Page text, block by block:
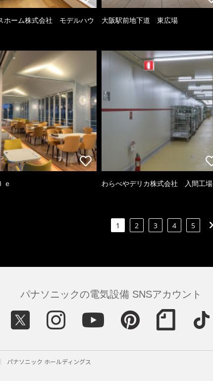
ホーム株式会社 モデルハウ 大阪駅前地下道 東広場
ｅ わらべやデリカ株式会社 入間工場
1 2 3 4 5
パナソニックの電気設備 SNSアカウント
パナソニック ホールディングス